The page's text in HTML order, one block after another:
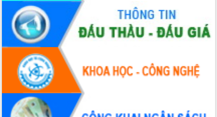
Thứ trưởng Bộ Nông nghiệp và Môi
trường Nguyễn Hoàng Hiệp khảo sát
vùng trồng và doanh nghiệp đóng gói
sầu riêng tại Đắk Lắk
Trình diễn nghệ thuật chế biến các
món ăn từ sầu riêng
Đắk Lắk công bố Quy hoạch và xúc
tiến đầu tư tỉnh
Ngành cá ngừ Đắk Lắk chủ động thích
ứng để giữ vững thị trường xuất khẩu
Diễn đàn Kinh tế tư nhân Việt Nam đột